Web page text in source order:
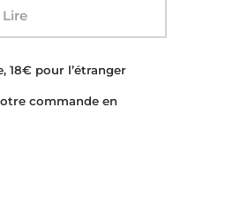
18€ pour l’étranger
commande en